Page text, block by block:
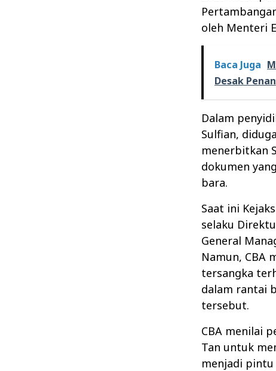
oleh Menteri
Baca Juga
Desak
Dalam
Sulfian,
menerbitkan
dokumen
bara.
Saat ini
selaku
General
Namun, CBA
tersangka
dalam rantai
tersebut.
CBA menilai
Tan untuk
menjadi